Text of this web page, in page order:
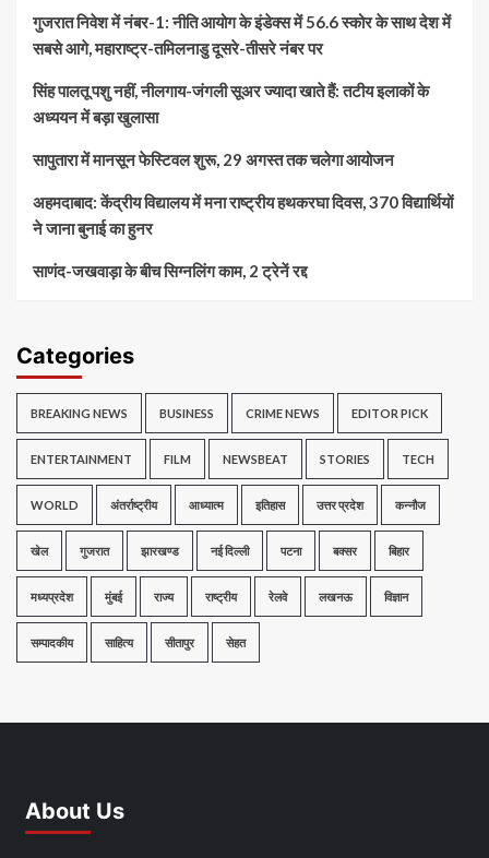
गुजरात निवेश में नंबर-1: नीति आयोग के इंडेक्स में 56.6 स्कोर के साथ देश में
सबसे आगे, महाराष्ट्र-तमिलनाडु दूसरे-तीसरे नंबर पर
सिंह पालतू पशु नहीं, नीलगाय-जंगली सूअर ज्यादा खाते हैं: तटीय इलाकों के
अध्ययन में बड़ा खुलासा
सापुतारा में मानसून फेस्टिवल शुरू, 29 अगस्त तक चलेगा आयोजन
अहमदाबाद: केंद्रीय विद्यालय में मना राष्ट्रीय हथकरघा दिवस, 370 विद्यार्थियों
ने जाना बुनाई का हुनर
साणंद-जखवाड़ा के बीच सिग्नलिंग काम, 2 ट्रेनें रद्द
Categories
BREAKING NEWS BUSINESS CRIME NEWS EDITOR PICK
ENTERTAINMENT FILM NEWSBEAT STORIES TECH
WORLD अंतर्राष्ट्रीय आध्यात्म इतिहास उत्तर प्रदेश कन्नौज
खेल गुजरात झारखण्ड नई दिल्ली पटना बक्सर बिहार
मध्यप्रदेश मुंबई राज्य राष्ट्रीय रेलवे लखनऊ विज्ञान
सम्पादकीय साहित्य सीतापुर सेहत
About Us